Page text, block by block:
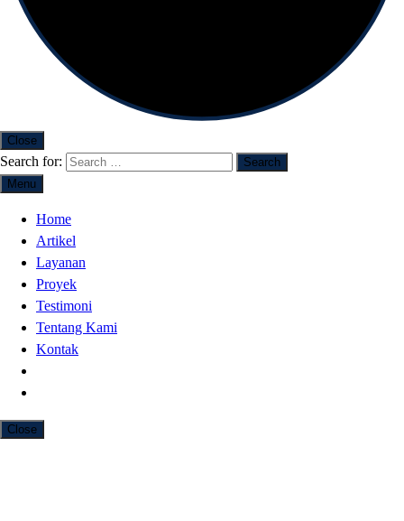
Close
Search for:
Menu
Home
Artikel
Layanan
Proyek
Testimoni
Tentang Kami
Kontak
Close